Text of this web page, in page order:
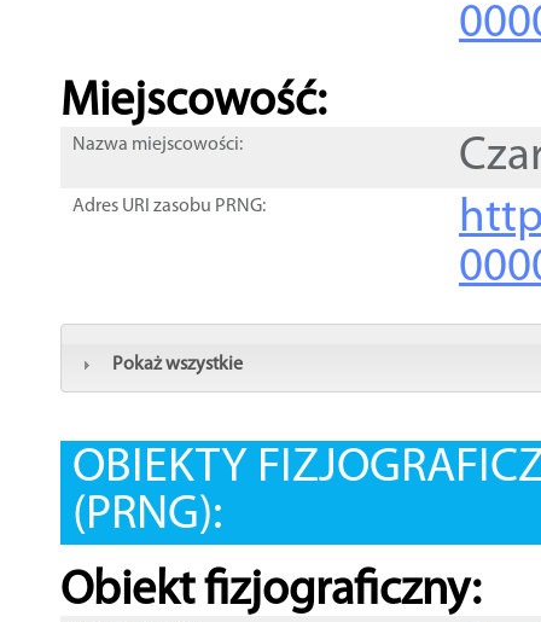
Miejscowość:
Nazwa miejscowości:
Adres URI zasobu PRNG:
Pokaż wszystkie
OBIEKTY
(PRNG):
Obiekt fizjograficzny: